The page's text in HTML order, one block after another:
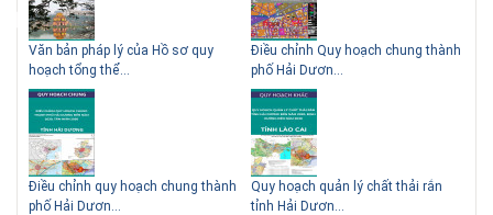
Văn bản pháp lý của Hồ sơ quy
hoạch tổng thể...
Điều chỉnh quy hoạch chung thành
phố Hải Dươn...
Điều chỉnh Quy hoạch chung thành
phố Hải Dươn...
Quy hoạch quản lý chất thải rắn
tỉnh Hải Dươn...